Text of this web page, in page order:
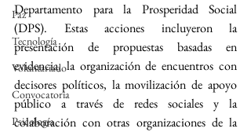
Paz
Tecnología
Voluntariado
Convocatoria
Psicología
Departamento para la Prosperidad Social
(DPS). Estas acciones incluyeron la
presentación de propuestas basadas en
evidencia, la organización de encuentros con
decisores políticos, la movilización de apoyo
público a través de redes sociales y la
colaboración con otras organizaciones de la